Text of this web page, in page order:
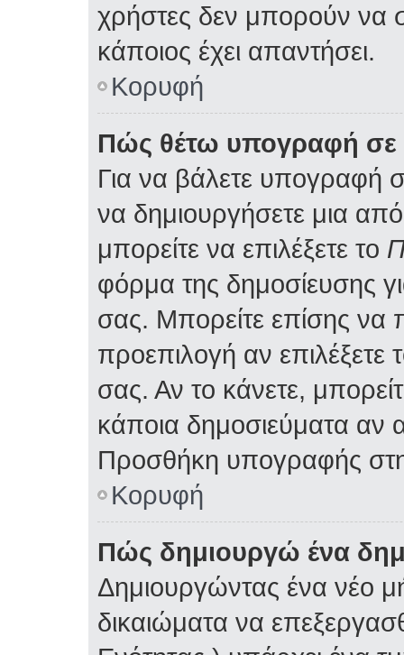
χρήστες δεν μπορούν να
κάποιος έχει απαντήσει.
Κορυφή
Πώς θέτω υπογραφή σε
Για να βάλετε υπογραφή
να δημιουργήσετε μια
μπορείτε να επιλέξετε το
φόρμα της δημοσίευσης
σας. Μπορείτε επίσης
προεπιλογή αν
σας. Αν το κάνετε,
κάποια δημοσιεύματα αν
Προσθήκη υπογραφής
Κορυφή
Πώς δημιουργώ ένα
Δημιουργώντας ένα νέο
δικαιώματα να